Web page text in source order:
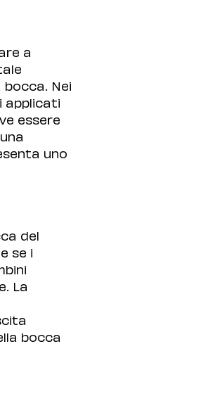
a
Nei
applicati
essere
uno
del
se i
La
bocca